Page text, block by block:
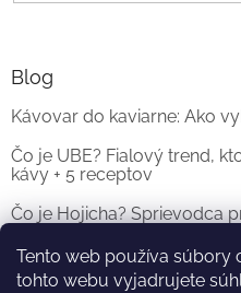
Tento web používa súbory
tohto webu vyjadrujete
Blog
Kávovar do kaviarne: Ako
Čo je UBE? Fialový trend,
kávy + 5 receptov
Čo je Hojicha? Sprievodca
ARCHÍV